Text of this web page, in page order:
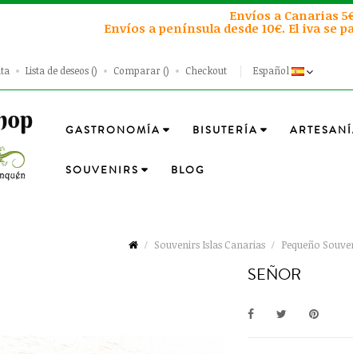
Envíos a Canarias
Envíos a península desde 10€. El iva se
Lista de deseos Comparar Checkout Español
GASTRONOMÍA BISUTERÍA
SOUVENIRS BLOG
Souvenirs Islas Canarias Pequeño
SEÑOR